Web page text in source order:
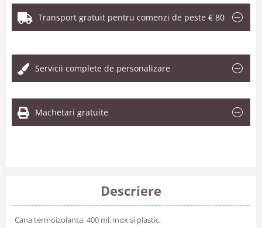
Transport gratuit pentru comenzi de peste € 80
Servicii complete de personalizare
Machetari gratuite
Descriere
Cana termoizolanta, 400 ml, inox si plastic.